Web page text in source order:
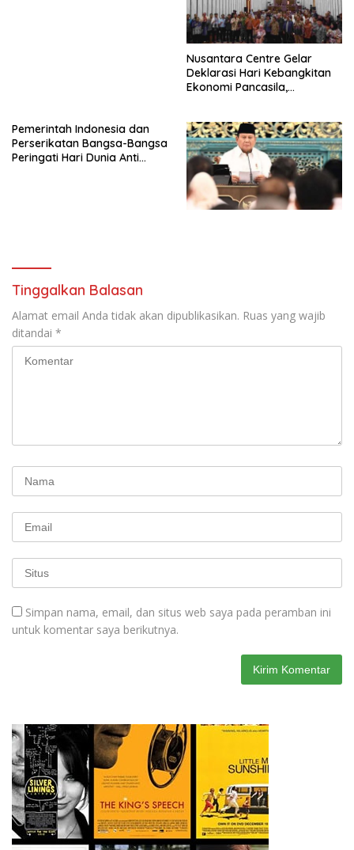
Nusantara Centre Gelar
Deklarasi Hari Kebangkitan
Ekonomi Pancasila,
Penjajahan (Pergolakan
Ekonomi Politik Indonesia) &
Simposium Nasional “Urgensi
Undang-Undang
Perekonomian Nasional dan
Kesejahteraan Sosial dalam
Pemerintah Indonesia dan
Perserikatan Bangsa-Bangsa
Peringati Hari Dunia Anti
Tinggalkan Balasan
Alamat email Anda tidak akan dipublikasikan. Ruas yang wajib
ditandai *
Simpan nama, email, dan situs web saya pada peramban ini
untuk komentar saya berikutnya.